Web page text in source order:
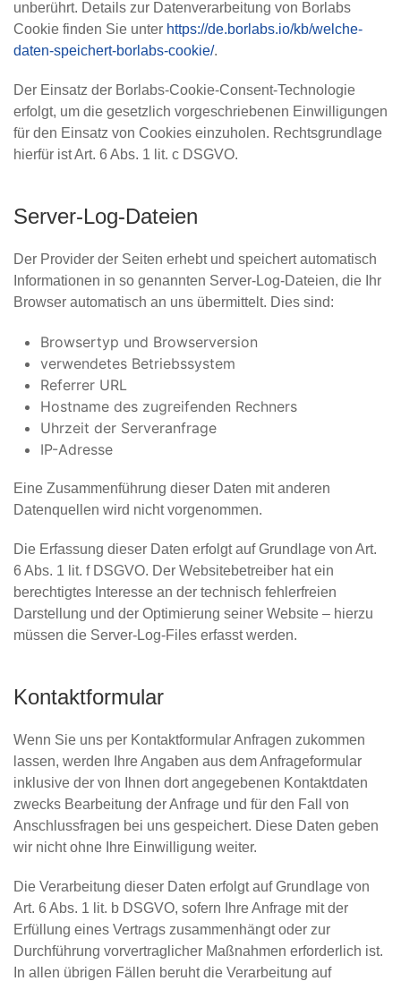
unberührt. Details zur Datenverarbeitung von Borlabs
Cookie finden Sie unter https://de.borlabs.io/kb/welche-
daten-speichert-borlabs-cookie/.
Der Einsatz der Borlabs-Cookie-Consent-Technologie
erfolgt, um die gesetzlich vorgeschriebenen Einwilligungen
für den Einsatz von Cookies einzuholen. Rechtsgrundlage
hierfür ist Art. 6 Abs. 1 lit. c DSGVO.
Server-Log-Dateien
Der Provider der Seiten erhebt und speichert automatisch
Informationen in so genannten Server-Log-Dateien, die Ihr
Browser automatisch an uns übermittelt. Dies sind:
Browsertyp und Browserversion
verwendetes Betriebssystem
Referrer URL
Hostname des zugreifenden Rechners
Uhrzeit der Serveranfrage
IP-Adresse
Eine Zusammenführung dieser Daten mit anderen
Datenquellen wird nicht vorgenommen.
Die Erfassung dieser Daten erfolgt auf Grundlage von Art.
6 Abs. 1 lit. f DSGVO. Der Websitebetreiber hat ein
berechtigtes Interesse an der technisch fehlerfreien
Darstellung und der Optimierung seiner Website – hierzu
müssen die Server-Log-Files erfasst werden.
Kontaktformular
Wenn Sie uns per Kontaktformular Anfragen zukommen
lassen, werden Ihre Angaben aus dem Anfrageformular
inklusive der von Ihnen dort angegebenen Kontaktdaten
zwecks Bearbeitung der Anfrage und für den Fall von
Anschlussfragen bei uns gespeichert. Diese Daten geben
wir nicht ohne Ihre Einwilligung weiter.
Die Verarbeitung dieser Daten erfolgt auf Grundlage von
Art. 6 Abs. 1 lit. b DSGVO, sofern Ihre Anfrage mit der
Erfüllung eines Vertrags zusammenhängt oder zur
Durchführung vorvertraglicher Maßnahmen erforderlich ist.
In allen übrigen Fällen beruht die Verarbeitung auf